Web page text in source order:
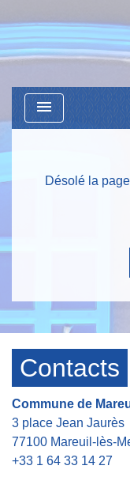
menu
Désolé la
Contacts
Commune de
3 place Jean Jaurès
77100 Mareuil-lès-
+33 1 64 33 14 27